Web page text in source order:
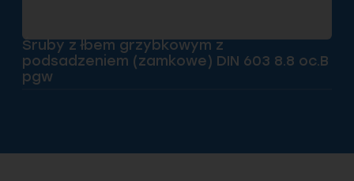
Śruby z łbem grzybkowym z
podsadzeniem (zamkowe) DIN 603 8.8 oc.B
pgw